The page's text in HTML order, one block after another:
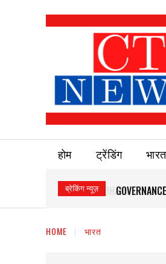
होम ट्रेंडिंग भारत
ब्रेकिंग न्यूज़
HOME भारत